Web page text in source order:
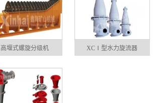
高堰式螺旋分级机 XCⅠ型水力旋流器